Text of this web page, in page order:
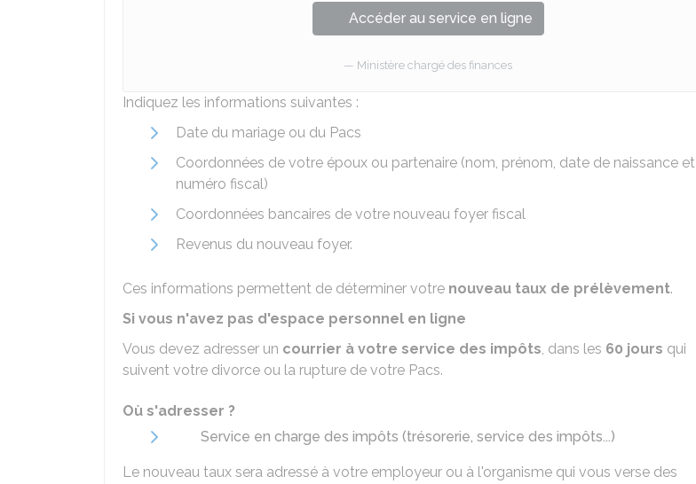
Accéder au service en ligne
Ministère chargé des finances
Indiquez les informations suivantes :
Date du mariage ou du Pacs
Coordonnées de votre époux ou partenaire (nom, prénom, date de naissance et
numéro fiscal)
Coordonnées bancaires de votre nouveau foyer fiscal
Revenus du nouveau foyer.
Ces informations permettent de déterminer votre nouveau taux de prélèvement.
Si vous n'avez pas d'espace personnel en ligne
Vous devez adresser un courrier à votre service des impôts, dans les 60 jours qui
suivent votre divorce ou la rupture de votre Pacs.
Où s'adresser ?
Service en charge des impôts (trésorerie, service des impôts...)
Le nouveau taux sera adressé à votre employeur ou à l'organisme qui vous verse des